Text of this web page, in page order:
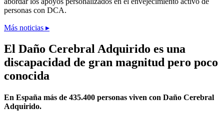
personas con DCA.
Más noticias ▸
El Daño Cerebral Adquirido es una
discapacidad de gran magnitud pero poco
conocida
En España más de 435.400 personas viven con Daño Cerebral
Adquirido.